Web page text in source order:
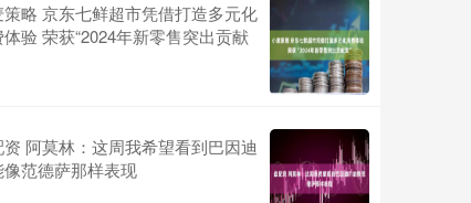
策略 京东七鲜超市凭借打造多元化
验 荣获“2024年新零售突出贡献
阿莫林：这周我希望看到巴因迪
像范德萨那样表现